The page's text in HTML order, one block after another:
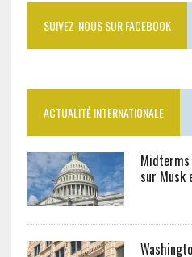
SUIVEZ-NOUS SUR FACEBOOK
ACTUALITÉ INTERNATIONALE
Midterms
sur Musk